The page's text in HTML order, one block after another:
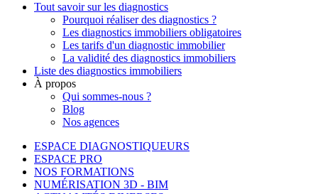
Tout savoir sur les diagnostics
Pourquoi réaliser des diagnostics ?
Les diagnostics immobiliers obligatoires
Les tarifs d'un diagnostic immobilier
La validité des diagnostics immobiliers
Liste des diagnostics immobiliers
À propos
Qui sommes-nous ?
Blog
Nos agences
ESPACE DIAGNOSTIQUEURS
ESPACE PRO
NOS FORMATIONS
NUMÉRISATION 3D - BIM